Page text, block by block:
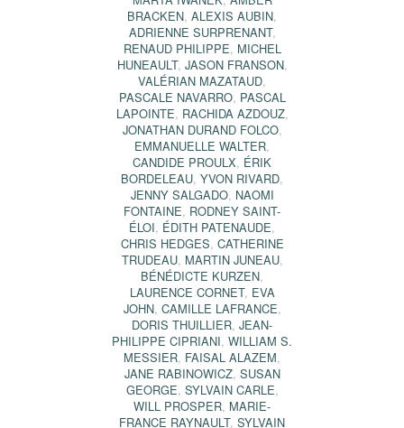
BRACKEN, ALEXIS AUBIN,
ADRIENNE SURPRENANT,
RENAUD PHILIPPE, MICHEL
HUNEAULT, JASON FRANSON,
VALÉRIAN MAZATAUD,
PASCALE NAVARRO, PASCAL
LAPOINTE, RACHIDA AZDOUZ,
JONATHAN DURAND FOLCO,
EMMANUELLE WALTER,
CANDIDE PROULX, ÉRIK
BORDELEAU, YVON RIVARD,
JENNY SALGADO, NAOMI
FONTAINE, RODNEY SAINT-
ÉLOI, ÉDITH PATENAUDE,
CHRIS HEDGES, CATHERINE
TRUDEAU, MARTIN JUNEAU,
BÉNÉDICTE KURZEN,
LAURENCE CORNET, EVA
JOHN, CAMILLE LAFRANCE,
DORIS THUILLIER, JEAN-
PHILIPPE CIPRIANI, WILLIAM S.
MESSIER, FAISAL ALAZEM,
JANE RABINOWICZ, SUSAN
GEORGE, SYLVAIN CARLE,
WILL PROSPER, MARIE-
FRANCE RAYNAULT, SYLVAIN